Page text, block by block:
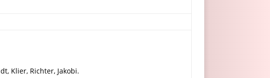
Klier, Richter, Jakobi.